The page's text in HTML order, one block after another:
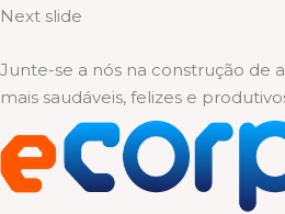
Next slide
Junte-se a nós na construção de
mais saudáveis, felizes e